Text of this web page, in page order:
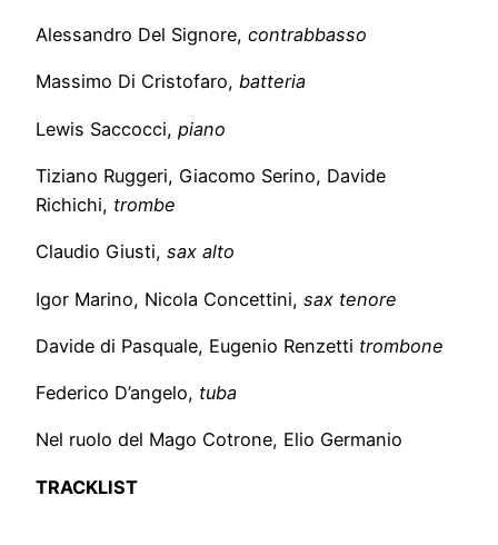
Alessandro Del Signore, contrabbasso
Massimo Di Cristofaro, batteria
Lewis Saccocci, piano
Tiziano Ruggeri, Giacomo Serino, Davide
Richichi, trombe
Claudio Giusti, sax alto
Igor Marino, Nicola Concettini, sax tenore
Davide di Pasquale, Eugenio Renzetti trombone
Federico D’angelo, tuba
Nel ruolo del Mago Cotrone, Elio Germanio
TRACKLIST